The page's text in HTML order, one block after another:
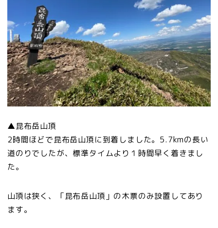
▲昆布岳山頂
2時間ほどで昆布岳山頂に到着しました。5.7kmの長い
道のりでしたが、標準タイムより１時間早く着きまし
た。
山頂は狭く、「昆布岳山頂」の木票のみ設置してあり
ます。